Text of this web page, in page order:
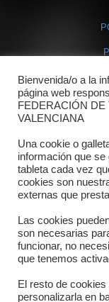
Bienvenida/o a la
página web
FEDERACIÓN
VALENCIANA
Una cookie o
información que se
tableta cada vez
cookies son
externas que
Las cookies
son necesarias
funcionar, no
que tenemos
El resto de
personalizarla en